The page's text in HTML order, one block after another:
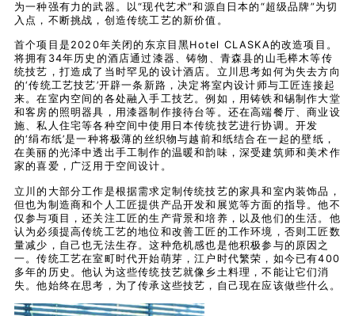
为一种强有力的武器。以“现代艺术”和源自日本的“超级品牌”为切
入点，不断挑战，创造传统工艺的新价值。
首个项目是2020年关闭的东京目黑Hotel CLASKA的改造项目。
将拥有34年历史的酒店通过漆器、铸物、青森县的山毛榉木等传
统技艺，打造成了当时罕见的设计酒店。立川思考如何为失去方向
的‘传统工艺技艺’开辟一条新路，决定将室内设计师与工匠连接起
来。在室内空间的各处融入手工技艺。例如，用铸铁和锡制作大堂
和客房的照明器具，用漆器制作接待台等。还在高端餐厅、商业设
施、私人住宅等各种空间中使用日本传统技艺进行协调。开发
的‘绢布纸’是一种将极薄的丝织物与越前和纸结合在一起的壁纸，
在美丽的光泽中透出手工制作的温暖和韵味，深受建筑师和美术作
家的喜爱，广泛用于空间设计。
立川的大部分工作是根据需求定制传统技艺的家具和室内装饰品，
但也为制造商和个人工匠提供产品开发和展览等方面的指导。他不
仅参与项目，还关注工匠的生产背景和培养，以及他们的生活。他
认为必须提高传统工艺的地位和改善工匠的工作环境，否则工匠数
量减少，自己也无法生存。这种危机感也是他积极参与的原因之
一。传统工艺在室町时代开始萌芽，江户时代繁荣，如今已有400
多年的历史。他认为这些传统技艺就像乡土料理，不能让它们消
失。他始终在思考，为了传承这些技艺，自己现在应该做些什么。